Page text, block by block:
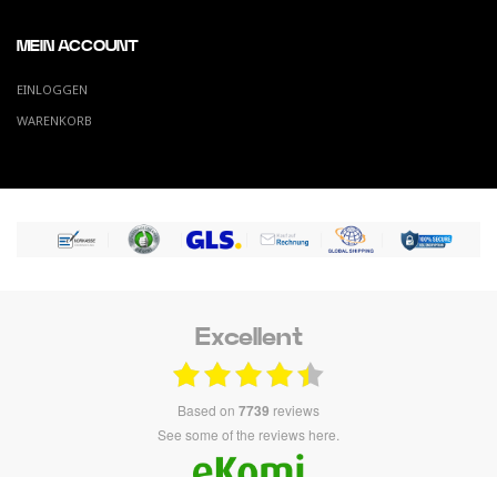
MEIN ACCOUNT
EINLOGGEN
WARENKORB
Excellent
based on 7739 reviews
see some of the reviews here.